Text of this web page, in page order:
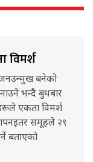
विमर्श
बनेको
भन्दै बुधबार
एकता विमर्श
समूहले २९
बताएको